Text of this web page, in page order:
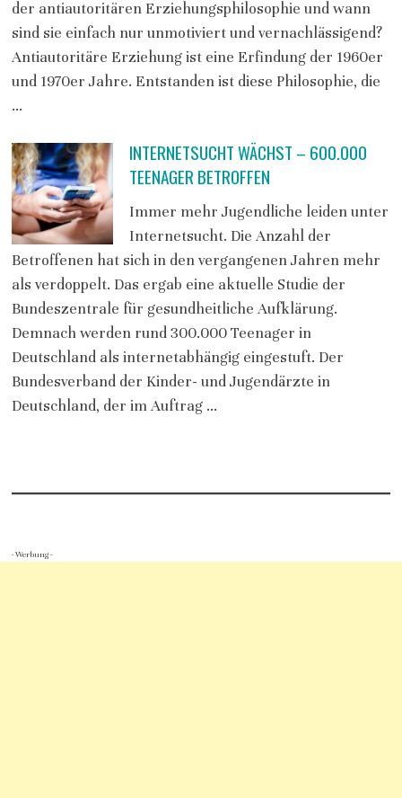
der antiautoritären Erziehungsphilosophie und wann
sind sie einfach nur unmotiviert und vernachlässigend?
Antiautoritäre Erziehung ist eine Erfindung der 1960er
und 1970er Jahre. Entstanden ist diese Philosophie, die
…
INTERNETSUCHT WÄCHST – 600.000
TEENAGER BETROFFEN
Immer mehr Jugendliche leiden unter
Internetsucht. Die Anzahl der
Betroffenen hat sich in den vergangenen Jahren mehr
als verdoppelt. Das ergab eine aktuelle Studie der
Bundeszentrale für gesundheitliche Aufklärung.
Demnach werden rund 300.000 Teenager in
Deutschland als internetabhängig eingestuft. Der
Bundesverband der Kinder- und Jugendärzte in
Deutschland, der im Auftrag …
- Werbung -